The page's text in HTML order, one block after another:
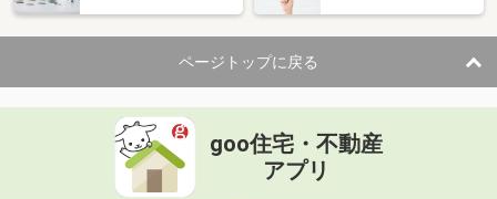
住 所
香川県三豊市山本町財田西
専有面積 50.78m²
間取り
2LDK
香川県三豊市三野町下高瀬
価 格
住 所
香川県三豊市三野町下高瀬
ページトップに戻る
goo住宅・不動産
アプリ